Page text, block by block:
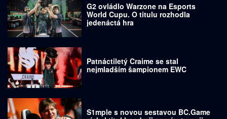
G2 ovládlo Warzone na Esports
World Cupu. O titulu rozhodla
jedenáctá hra
Patnáctiletý Craime se stal
nejmladším šampionem EWC
S1mple s novou sestavou BC.Game